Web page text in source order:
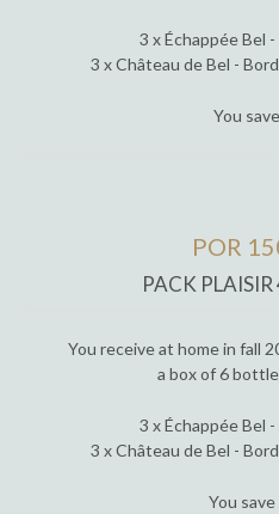
3 x Échappée Bel
3 x Château de Bel -
You
POR
PACK
You receive at home in fall
a box of 6
3 x Échappée Bel
3 x Château de Bel -
You